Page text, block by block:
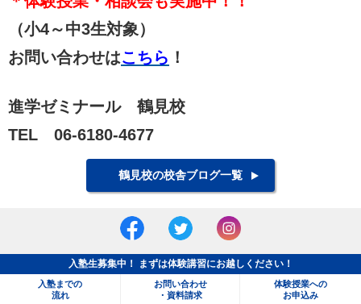
（小4～中3生対象）
お問い合わせはこちら ！
進学ゼミナール 鶴見校
TEL 06-6180-4677
鶴見校の校舎ブログ一覧
入塾生募集中！ まずは体験講習にお越しください！
入塾までの
流れ
お問い合わせ
・資料請求
体験授業への
お申込み